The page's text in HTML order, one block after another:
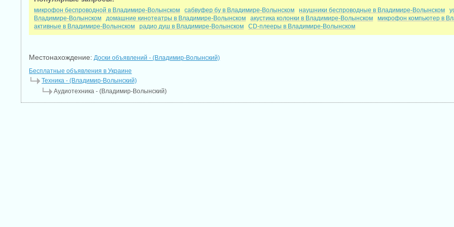
микрофон беспроводной в Владимире-Волынском сабвуфер бу в Владимире-Волынском наушники беспроводные в Владимире-Волынском
Владимире-Волынском
домашние кинотеатры в Владимире-Волынском акустика колонки в Владимире-Волынском микрофон компьютер в
активные в Владимире-Волынском
радио душ в Владимире-Волынском CD-плееры в Владимире-Волынском
Местонахождение: Доски объявлений - (Владимир-Волынский)
Бесплатные объявления в Украине
Техника - (Владимир-Волынский)
Аудиотехника - (Владимир-Волынский)